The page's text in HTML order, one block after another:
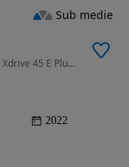
2998 cm3 • 394 CP • Garantie 12 luni / BMW X5 Xdrive 45 E Plug-In Hybrid
2022
Sub medie